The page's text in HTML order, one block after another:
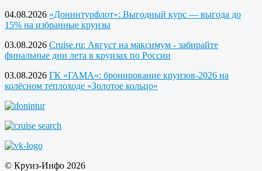
04.08.2026 «Донинтурфлот»: Выгодный курс — выгода до
15% на избранные круизы
03.08.2026 Cruise.ru: Август на максимум - забирайте
финальные дни лета в круизах по России
03.08.2026 ГК «ГАМА»: бронирование круизов-2026 на
колёсном теплоходе «Золотое кольцо»
© Круиз-Инфо 2026